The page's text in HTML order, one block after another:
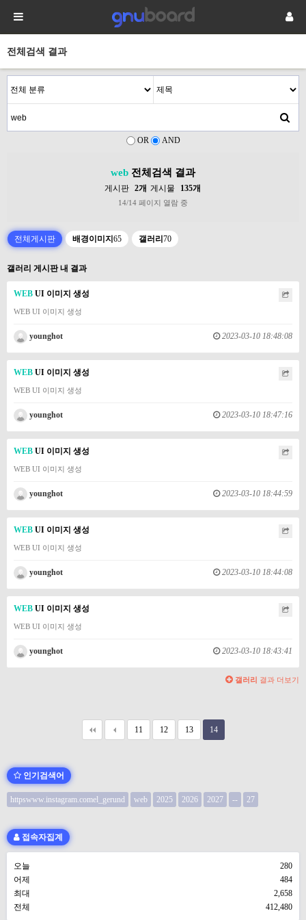
전체검색 결과
OR AND
web 전체검색 결과
게시판 2개 게시물 135개
14/14 페이지 열람 중
전체게시판 배경이미지65 갤러리70
갤러리 게시판 내 결과
WEB UI 이미지 생성
WEB UI 이미지 생성
younghot 2023-03-10 18:48:08
WEB UI 이미지 생성
WEB UI 이미지 생성
younghot 2023-03-10 18:47:16
WEB UI 이미지 생성
WEB UI 이미지 생성
younghot 2023-03-10 18:44:59
WEB UI 이미지 생성
WEB UI 이미지 생성
younghot 2023-03-10 18:44:08
WEB UI 이미지 생성
WEB UI 이미지 생성
younghot 2023-03-10 18:43:41
갤러리 결과 더보기
11 12 13 14
인기검색어
httpswww.instagram.comel_gerund web 2025 2026 2027 -- 27
접속자집계
오늘
280
어제
484
최대
2,658
전체
412,480